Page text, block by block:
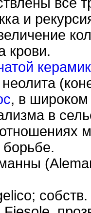
и
крови.
неолита
, в
в
борьбе.